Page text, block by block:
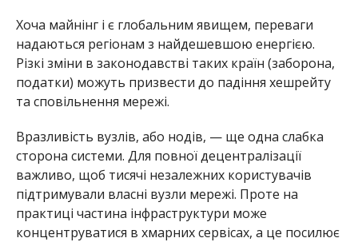
залежність від великих технологічних
провайдерів. Навіть великі гравці крипторинку,
зокрема Binance, у своїх освітніх матеріалах
приділяють увагу темі розгортання й підтримки
нод та ролі інфраструктури в стійкості Web3-
Таким чином, вразливостей у біткоїні є, але вони
теоретичні. На практиці мережа першої та
найдорожчої крипти є найбільш безпечною з усіх
наявних варіантів цифрових активів.